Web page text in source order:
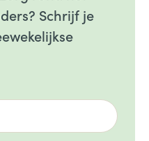
Schrijf je